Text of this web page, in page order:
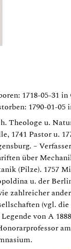
1718-05-31
1790-01-05
Theologe u.
1741 Pastor u.
–
über
(Pilze). 1757
u. der
zahlreicher
(vgl.
von A